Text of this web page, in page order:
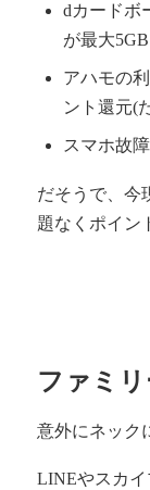
dカードボ
が最大
アハモの
ント還元(
スマホ故
だそうで、今
題なくポイン
ファミリ
意外にネック
LINEやスカイ